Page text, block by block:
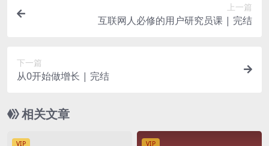
上一篇
互联网人必修的用户研究员课 | 完结
下一篇
从0开始做增长 | 完结
相关文章
VIP VIP